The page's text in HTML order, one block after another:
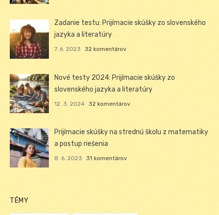
Zadanie testu: Prijímacie skúšky zo slovenského
jazyka a literatúry
7. 6. 2023 32 komentárov
Nové testy 2024: Prijímacie skúšky zo
slovenského jazyka a literatúry
12. 3. 2024 32 komentárov
Prijímacie skúšky na strednú školu z matematiky
a postup riešenia
8. 6. 2023 31 komentárov
TÉMY